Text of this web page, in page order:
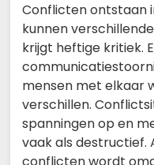
Conflicten ontstaan
kunnen
krijgt heftige kritiek.
mensen met elkaar
verschillen.
spanningen op en
vaak als destructief.